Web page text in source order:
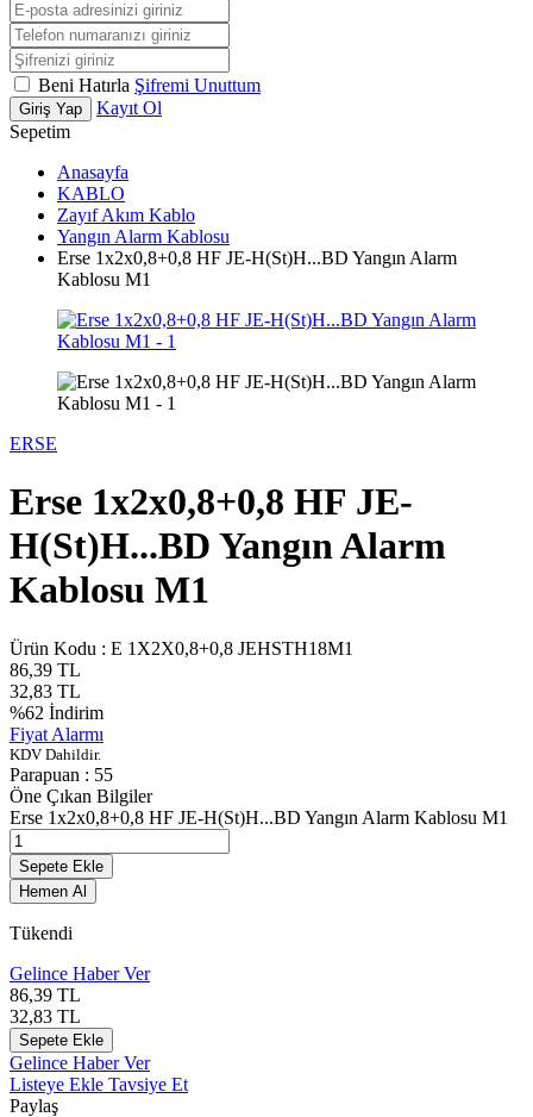
Beni Hatırla Şifremi Unuttum
Giriş Yap
Kayıt Ol
Sepetim
Anasayfa
KABLO
Zayıf Akım Kablo
Yangın Alarm Kablosu
Erse 1x2x0,8+0,8 HF JE-H(St)H...BD Yangın Alarm
Kablosu M1
ERSE
Erse 1x2x0,8+0,8 HF JE-
H(St)H...BD Yangın Alarm
Kablosu M1
Ürün Kodu : E 1X2X0,8+0,8 JEHSTH18M1
86,39 TL
32,83 TL
%62 İndirim
Fiyat Alarmı
KDV Dahildir.
Parapuan : 55
Öne Çıkan Bilgiler
Erse 1x2x0,8+0,8 HF JE-H(St)H...BD Yangın Alarm Kablosu M1
Sepete Ekle
Hemen Al
Tükendi
Gelince Haber Ver
86,39 TL
32,83 TL
Sepete Ekle
Gelince Haber Ver
Listeye Ekle Tavsiye Et
Paylaş